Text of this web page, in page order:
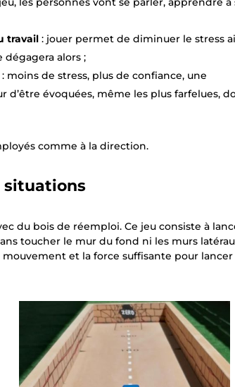
travail : jouer permet de diminuer le stress
alors ;
: moins de stress, plus de confiance, une
évoquées, même les plus farfelues,
comme à la direction.
situations
du bois de réemploi. Ce jeu consiste à
toucher le mur du fond ni les murs
mouvement et la force suffisante pour lancer